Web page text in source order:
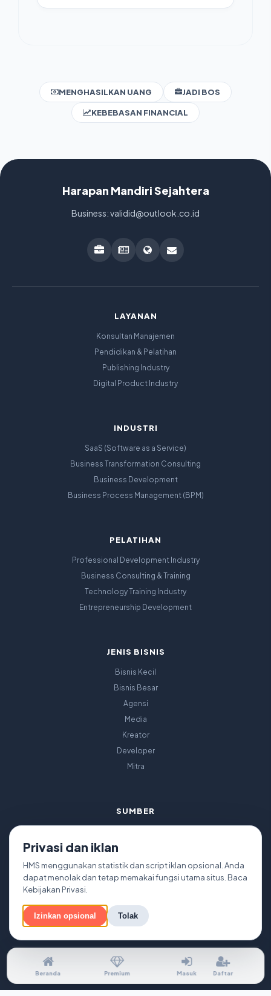
Beranda Premium Masuk Daftar
MENGHASILKAN UANG JADI BOS
KEBEBASAN FINANCIAL
Harapan Mandiri Sejahtera
Business: validid@outlook.co.id
LAYANAN
Konsultan Manajemen
Pendidikan & Pelatihan
Publishing Industry
Digital Product Industry
INDUSTRI
SaaS (Software as a Service)
Business Transformation Consulting
Business Development
Business Process Management (BPM)
PELATIHAN
Professional Development Industry
Business Consulting & Training
Technology Training Industry
Entrepreneurship Development
JENIS BISNIS
Bisnis Kecil
Bisnis Besar
Agensi
Media
Kreator
Developer
Mitra
SUMBER
Keamanan
Buku
Tanggung Jawab
Privasi dan iklan
HMS menggunakan statistik dan script iklan opsional. Anda
dapat menolak dan tetap memakai fungsi utama situs. Baca
Kebijakan Privasi
Izinkan opsional Tolak